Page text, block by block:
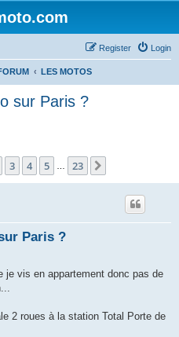
Login
Register
LES MOTOS
sur Paris ?
23
3 4 5 23
Paris ?
je vis en appartement donc pas de
2 roues à la station Total Porte de